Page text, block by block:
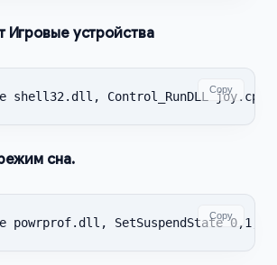
Игровые устройства
shell32.dll, Control_RunDLL joy.cpl
Copy
сна.
powrprof.dll, SetSuspendState 0,1,0
Copy